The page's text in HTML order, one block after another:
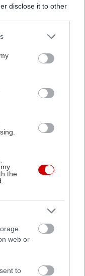
disclose it to other
or more Google
You may click to
party tags to
in below Google
the
web or
to
του